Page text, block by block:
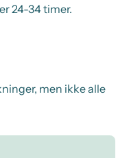
24-34 timer.
men ikke alle